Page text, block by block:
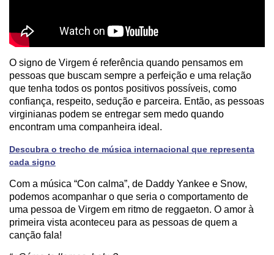
O signo de Virgem é referência quando pensamos em
pessoas que buscam sempre a perfeição e uma relação
que tenha todos os pontos positivos possíveis, como
confiança, respeito, sedução e parceira. Então, as pessoas
virginianas podem se entregar sem medo quando
encontram uma companheira ideal.
Descubra o trecho de música internacional que representa
cada signo
Com a música “Con calma”, de Daddy Yankee e Snow,
podemos acompanhar o que seria o comportamento de
uma pessoa de Virgem em ritmo de reggaeton. O amor à
primeira vista aconteceu para as pessoas de quem a
canção fala!